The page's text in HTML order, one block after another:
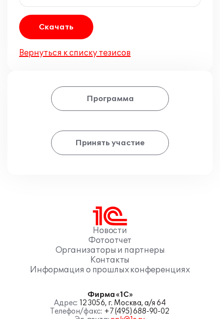
Скачать
Вернуться к списку тезисов
Программа
Принять участие
Новости
Фотоотчет
Организаторы и партнеры
Контакты
Информация о прошлых конференциях
Фирма «1С»
Адрес: 123056, г. Москва, а/я 64
Телефон/факс: +7 (495) 688-90-02